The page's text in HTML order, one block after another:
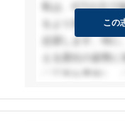
その中でも貴社は
体で提供できる
らこそ、中小企業
い現場”にも深く
に即した本質的
た。
私は、ICTの力で
をより良くする
志望します。特
える貴社の姿勢
〇工学を専攻し
寄り添いながら成
この